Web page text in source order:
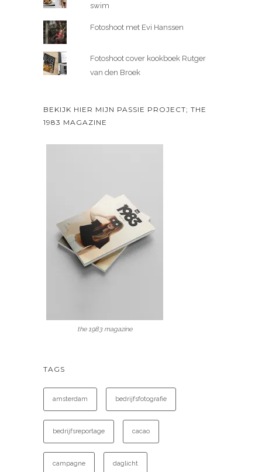
swim
Fotoshoot met Evi Hanssen
Fotoshoot cover kookboek Rutger
van den Broek
BEKIJK HIER MIJN PASSIE PROJECT; THE
1983 MAGAZINE
the 1983 magazine
TAGS
amsterdam bedrijfsfotografie
bedrijfsreportage cacao
campagne daglicht